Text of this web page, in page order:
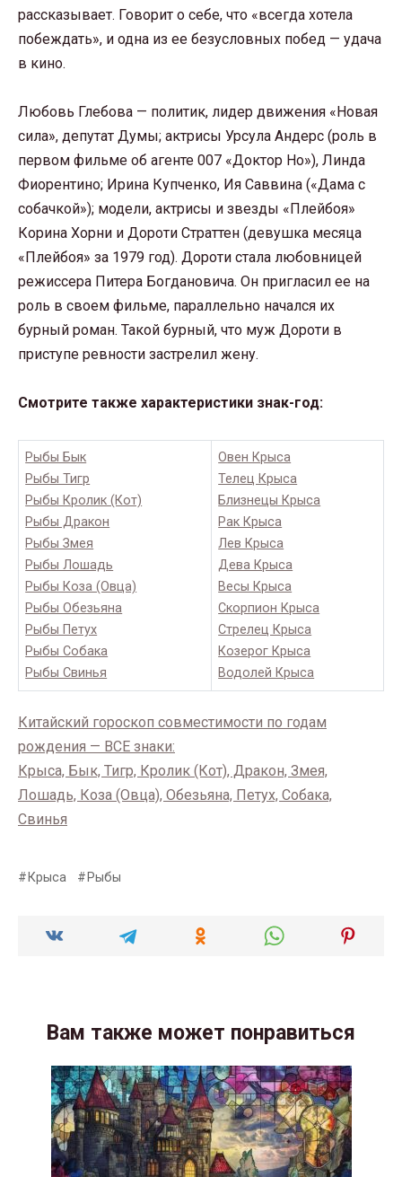
рассказывает. Говорит о себе, что «всегда хотела
побеждать», и одна из ее безусловных побед — удача
в кино.
Любовь Глебова — политик, лидер движения «Новая
сила», депутат Думы; актрисы Урсула Андерс (роль в
первом фильме об агенте 007 «Доктор Но»), Линда
Фиорентино; Ирина Купченко, Ия Саввина («Дама с
собачкой»); модели, актрисы и звезды «Плейбоя»
Корина Хорни и Дороти Страттен (девушка месяца
«Плейбоя» за 1979 год). Дороти стала любовницей
режиссера Питера Богдановича. Он пригласил ее на
роль в своем фильме, параллельно начался их
бурный роман. Такой бурный, что муж Дороти в
приступе ревности застрелил жену.
Смотрите также характеристики знак-год:
Рыбы Бык
Рыбы Тигр
Рыбы Кролик (Кот)
Рыбы Дракон
Рыбы Змея
Рыбы Лошадь
Рыбы Коза (Овца)
Рыбы Обезьяна
Рыбы Петух
Рыбы Собака
Рыбы Свинья
Овен Крыса
Телец Крыса
Близнецы Крыса
Рак Крыса
Лев Крыса
Дева Крыса
Весы Крыса
Скорпион Крыса
Стрелец Крыса
Козерог Крыса
Водолей Крыса
Китайский гороскоп совместимости по годам
рождения — ВСЕ знаки:
Крыса, Бык, Тигр, Кролик (Кот), Дракон, Змея,
Лошадь, Коза (Овца), Обезьяна, Петух, Собака,
Свинья
Крыса Рыбы
Вам также может понравиться